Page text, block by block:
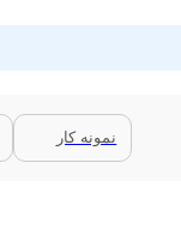
نمونه کار